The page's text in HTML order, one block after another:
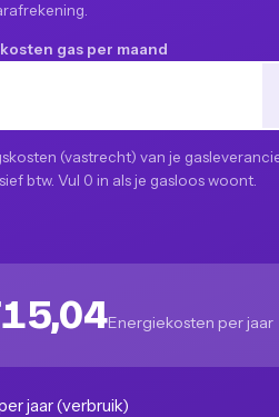
gas per maand
(vastrecht) van je
btw. Vul 0 in als je gasloos woont.
Energiekosten per jaar
jaar (verbruik)